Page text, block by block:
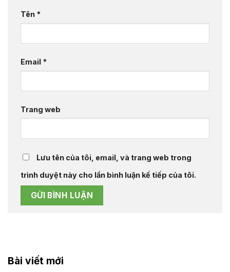
Tên *
Email *
Trang web
Lưu tên của tôi, email, và trang web trong
trình duyệt này cho lần bình luận kế tiếp của tôi.
Bài viết mới